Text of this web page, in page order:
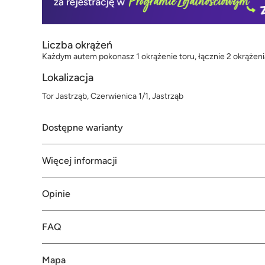
Liczba okrążeń
Każdym autem pokonasz 1 okrążenie toru, łącznie 2
Lokalizacja
Tor Jastrząb, Czerwienica 1/1, Jastrząb
Dostępne warianty
Więcej informacji
Opinie
FAQ
Mapa